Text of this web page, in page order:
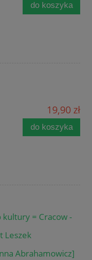
do koszyka
19,90 zł
do koszyka
= Cracow -
Leszek
Abrahamowicz]